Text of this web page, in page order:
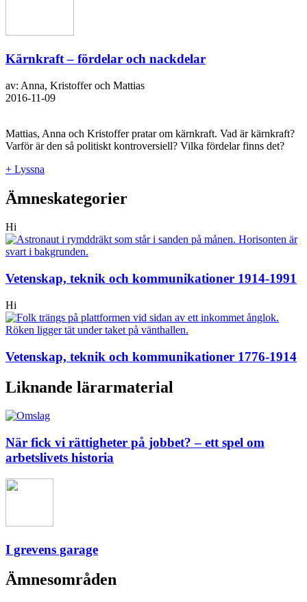
Kärnkraft – fördelar och nackdelar
av: Anna, Kristoffer och Mattias
2016-11-09
Mattias, Anna och Kristoffer pratar om kärnkraft. Vad är kärnkraft?
Varför är den så politiskt kontroversiell? Vilka fördelar finns det?
+ Lyssna
Ämneskategorier
Hi
Vetenskap, teknik och kommunikationer 1914-1991
Hi
Vetenskap, teknik och kommunikationer 1776-1914
Liknande lärarmaterial
När fick vi rättigheter på jobbet? – ett spel om
arbetslivets historia
I grevens garage
Ämnesområden